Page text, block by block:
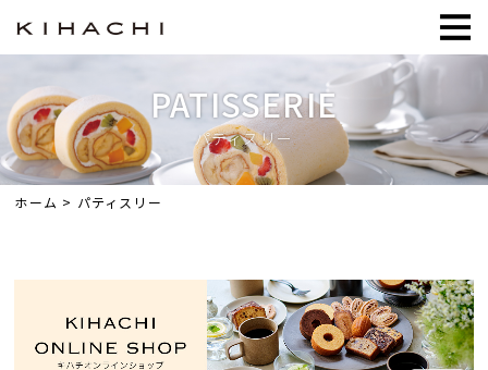
PATISSERIE
パティスリー
ホーム > パティスリー